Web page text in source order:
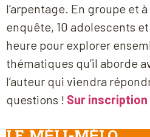
l’arpentage. En groupe et
enquête, 10 adolescents
heure pour explorer
thématiques qu’il aborde
l’auteur qui viendra
questions ! Sur inscription